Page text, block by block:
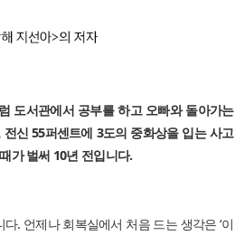
도서관에서 공부를 하고 오빠와 돌아가는
신 55퍼센트에 3도의 중화상을 입는 사고
가 벌써 10년 전입니다.
. 언제나 회복실에서 처음 드는 생각은 ‘이